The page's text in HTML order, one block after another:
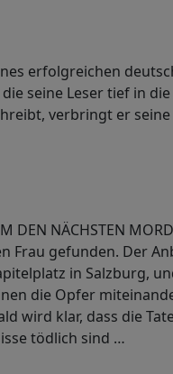
erfolgreichen
seine Leser tief in
verbringt er
DEN NÄCHSTEN
Frau gefunden. Der
in
die Opfer
wird klar, dass die
tödlich sind …